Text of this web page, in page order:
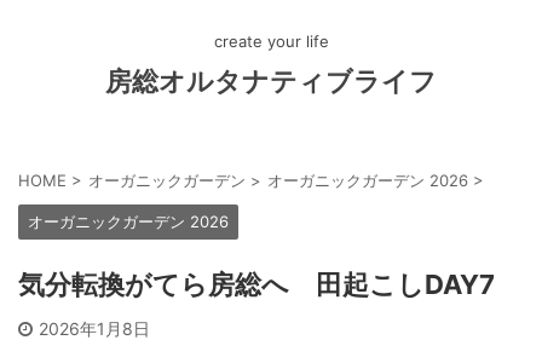
create your life
房総オルタナティブライフ
HOME > オーガニックガーデン > オーガニックガーデン 2026 >
オーガニックガーデン 2026
気分転換がてら房総へ 田起こしDAY7
2026年1月8日